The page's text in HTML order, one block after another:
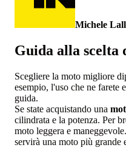
Michele
Guida alla
Scegliere la moto migliore
esempio, l'uso che ne farete
guida.
Se state acquistando una
cilindrata e la potenza. Per
moto leggera e
servirà una moto più grande